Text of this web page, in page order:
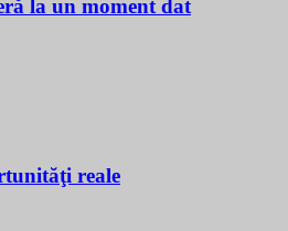
la un moment dat
reale